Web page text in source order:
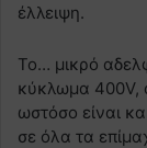
έλλειψη.
Το… μικρό
κύκλωμα 400V,
ωστόσο είναι
σε όλα τα